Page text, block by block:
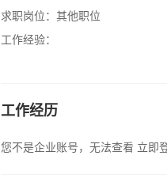
求职岗位： 其他职位
工作经验：
工作经历
您不是企业账号，无法查看 立即